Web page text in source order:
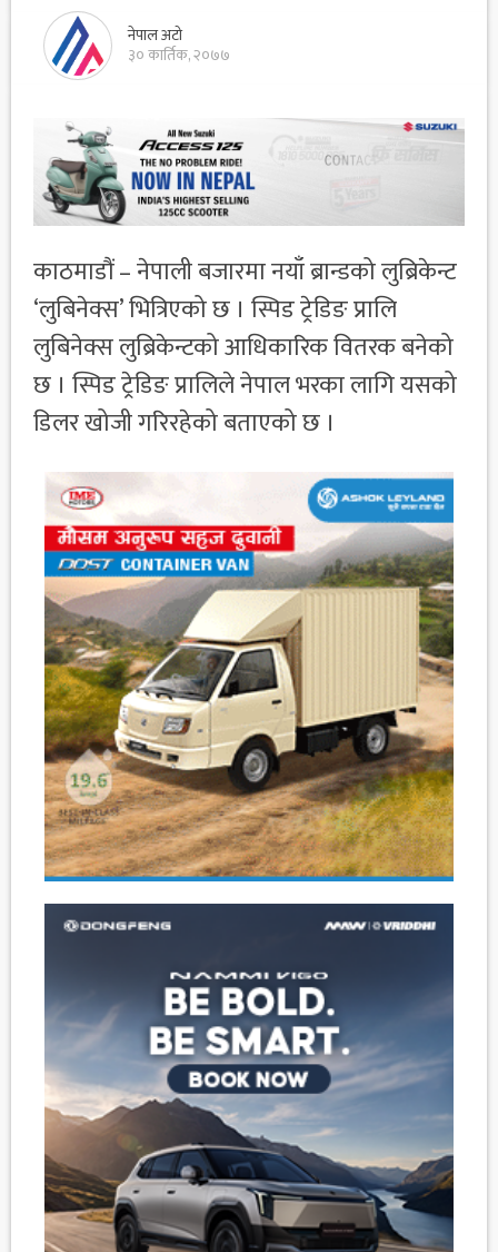
नेपाल अटो
३० कार्तिक, २०७७
काठमाडौं – नेपाली बजारमा नयाँ ब्रान्डको लुब्रिकेन्ट
‘लुबिनेक्स’ भित्रिएको छ । स्पिड ट्रेडिङ प्रालि
लुबिनेक्स लुब्रिकेन्टको आधिकारिक वितरक बनेको
छ । स्पिड ट्रेडिङ प्रालिले नेपाल भरका लागि यसको
डिलर खोजी गरिरहेको बताएको छ ।